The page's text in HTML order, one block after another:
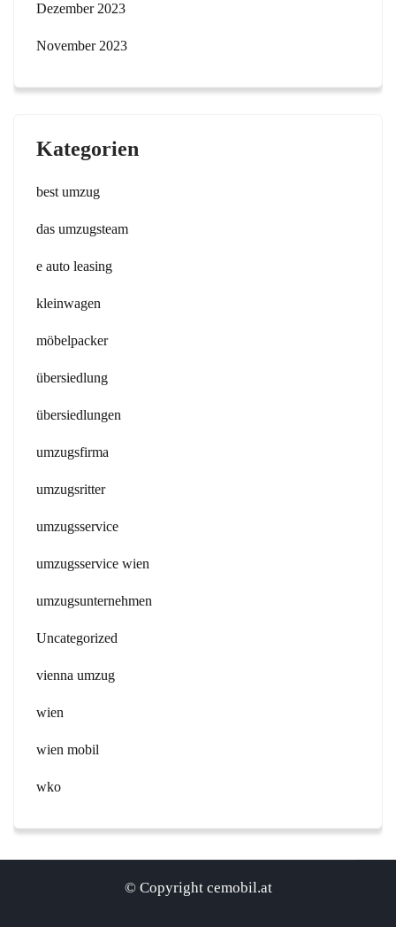
Dezember 2023
November 2023
Kategorien
best umzug
das umzugsteam
e auto leasing
kleinwagen
möbelpacker
übersiedlung
übersiedlungen
umzugsfirma
umzugsritter
umzugsservice
umzugsservice wien
umzugsunternehmen
Uncategorized
vienna umzug
wien
wien mobil
wko
© Copyright cemobil.at